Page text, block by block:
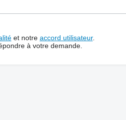
et notre accord utilisateur.
à votre demande.